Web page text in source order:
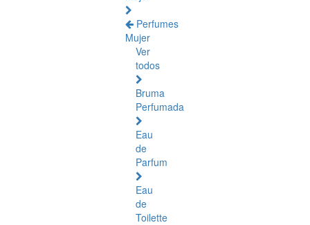
Perfumes
Mujer
Ver
todos
Bruma
Perfumada
Eau
de
Parfum
Eau
de
Toilette